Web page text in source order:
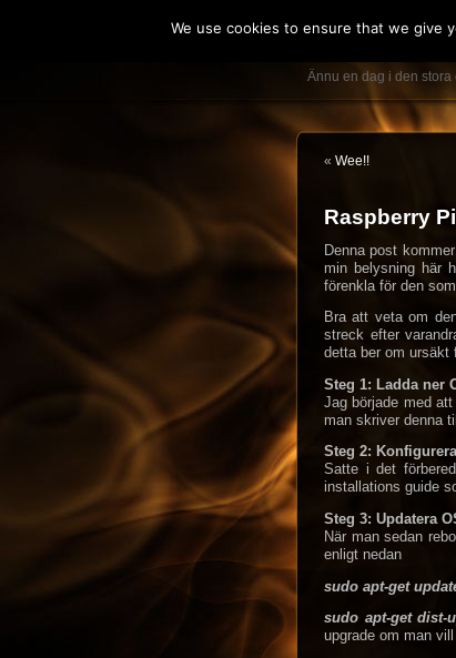
Ännu en dag i den stora
« Wee!!
Raspberry
Denna post
min belysning här
förenkla för den
Bra att veta om
streck efter
detta ber om ursäkt
Steg 1: Ladda ner
Jag började med
man skriver denna
Steg 2:
Satte i det
installations guide
Steg 3: Updatera
När man sedan
enligt nedan
sudo apt-get
sudo apt-get dist-
upgrade om man
We use cookies to ensure that we give